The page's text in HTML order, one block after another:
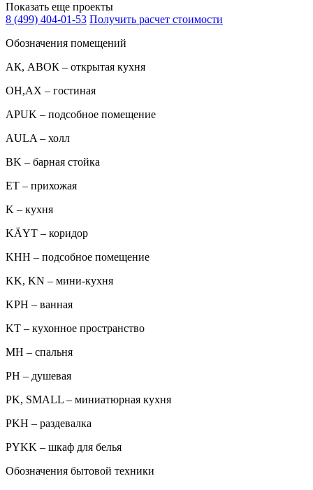
Показать еще проекты
8 (499) 404-01-53 Получить расчет стоимости
Обозначения помещений
АК, АВОК – открытая кухня
ОН,AX – гостиная
APUK – подсобное помещение
AULA – холл
BK – барная стойка
ET – прихожая
K – кухня
KÄYT – коридор
KHH – подсобное помещение
KK, KN – мини-кухня
KPH – ванная
KT – кухонное пространство
MH – спальня
PH – душевая
PK, SMALL – миниатюрная кухня
PKH – раздевалка
PYKK – шкаф для белья
Обозначения бытовой техники